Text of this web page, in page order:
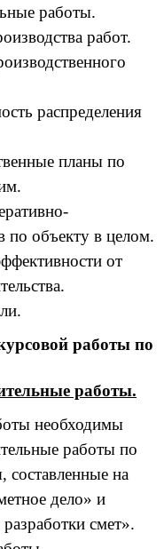
работы.
работ.
распределения
планы по
по объекту в целом.
от
работы по
работы.
необходимы
работы по
составленные на
дело» и
смет».